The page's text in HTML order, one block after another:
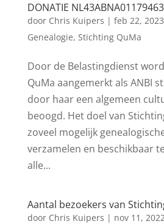
DONATIE
door Chris Kuipers | feb 22, 2023
Genealogie, Stichting QuMa
Door de Belastingdienst
QuMa aangemerkt als ANBI
door haar een algemeen
beoogd. Het doel van
zoveel mogelijk
verzamelen en beschikbaar
alle...
Aantal bezoekers van
door Chris Kuipers | nov 11,